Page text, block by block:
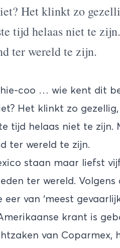
Het klinkt zo
tijd helaas niet te
ter wereld te zijn.
coo … wie kent dit
Het klinkt zo
tijd helaas niet te zijn.
ter wereld te zijn.
staan maar liefst
ter wereld.
van ‘meest
krant is
van Coparmex,